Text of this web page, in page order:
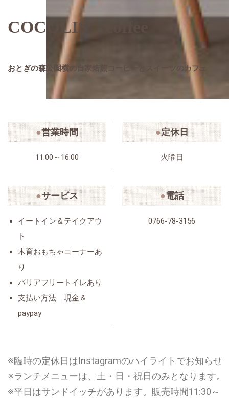
COCOLIS coffee
おとぎの森公園横の自家焙煎コーヒーとスイーツのカフェ
営業時間
11:00～16:00
定休日
火曜日
サービス
イートイン＆テイクアウ
ト
木育おもちゃコーナーあ
り
バリアフリートイレあり
支払い方法 現金＆
paypay
電話
0766-78-3156
※臨時の定休日はInstagramのハイライトでお知らせ
※ランチメニューは、土・日・祝日のみとなります。
※平日はサンドイッチがあります。販売時間11:30～